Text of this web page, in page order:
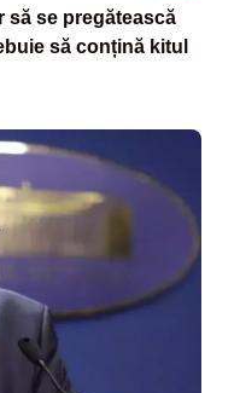
să se pregătească
să conțină kitul